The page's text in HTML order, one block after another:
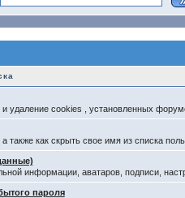
удаление cookies , установленных
также как скрыть свое имя из списка
информации, аватаров, подписи,
пароля